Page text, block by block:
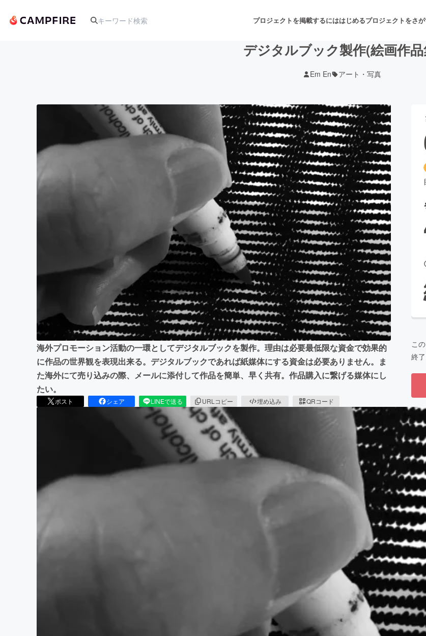
プロジェクトを掲載するにははじめるプロジェクトをさ
アート・写真 音楽 舞台・パフォ
テクノロジー・ガジェット ゲーム・サービス開発 フード・飲食店
書籍・雑誌出版 アニメ・漫画
チャレンジ ビューティー
まちづくり・地域活性化
CAMPFIRE for Social Good CAMPFIRE Creation
CAMPFIREふるさと納税machi-yaコミュニティ
デジタルブック製作(絵画作
Em En アート・写真
海外プロモーション活動の一環としてデジタルブックを製作。理由は必要最低限な資金で効果的
に作品の世界観を表現出来る。デジタルブックであれば紙媒体にする資金は必要ありません。ま
た海外にて売り込みの際、メールに添付して作品を簡単、早く共有。作品購入に繋げる媒体にし
たい。
ポスト シェア LINEで送る URLコピー 埋め込み QRコード
こ
終